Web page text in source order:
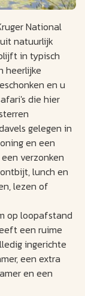
National
natuurlijk
in typisch
heerlijke
en u
die hier
gelegen in
en een
verzonken
lunch en
lezen of
op loopafstand
een ruime
ingerichte
een extra
en een